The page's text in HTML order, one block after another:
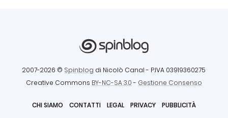
2007-2026 © Spinblog di Nicolò Canal - P.IVA 03919360275
Creative Commons BY-NC-SA 3.0- Gestione Consenso
CHI SIAMO CONTATTI LEGAL PRIVACY PUBBLICITÀ